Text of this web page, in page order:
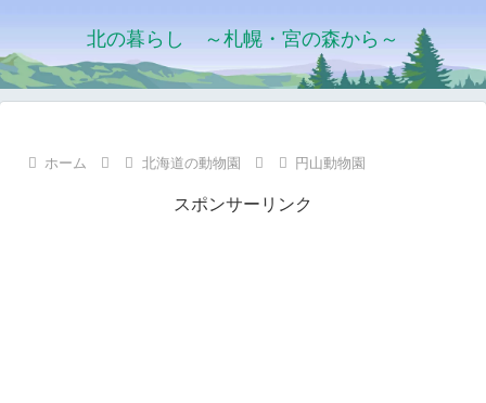
北の暮らし ～札幌・宮の森から～
ホーム 北海道の動物園 円山動物園
スポンサーリンク